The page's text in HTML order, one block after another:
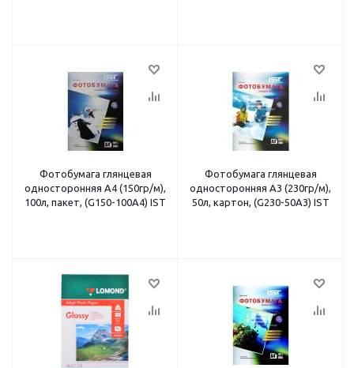
Фотобумага глянцевая
односторонняя A4 (150гр/м),
100л, пакет, (G150-100A4) IST
Фотобумага глянцевая
односторонняя A3 (230гр/м),
50л, картон, (G230-50A3) IST